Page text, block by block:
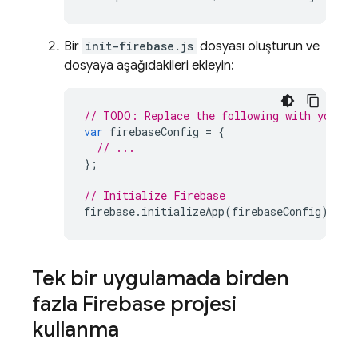
Bir init-firebase.js dosyası oluşturun ve
dosyaya aşağıdakileri ekleyin:
// TODO: Replace the following with your
var firebaseConfig = {
// ...
};
// Initialize Firebase
firebase. initializeApp(firebaseConfig);
Tek bir uygulamada birden
fazla Firebase projesi
kullanma